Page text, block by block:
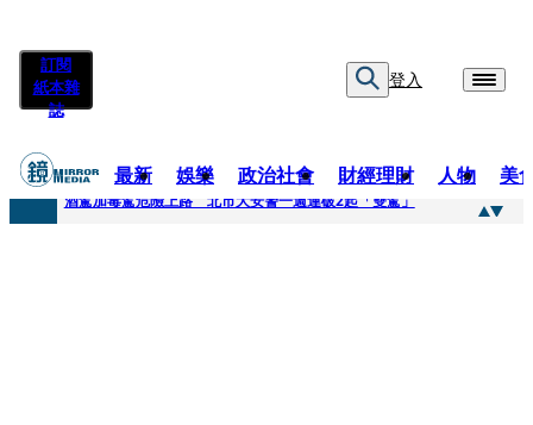
訂閱
紙本雜
誌
登入
最新 娛樂 政治社會 財經理財 人物 美
快訊
酒駕加毒駕危險上路 北市大安警一週連破2起「雙駕」